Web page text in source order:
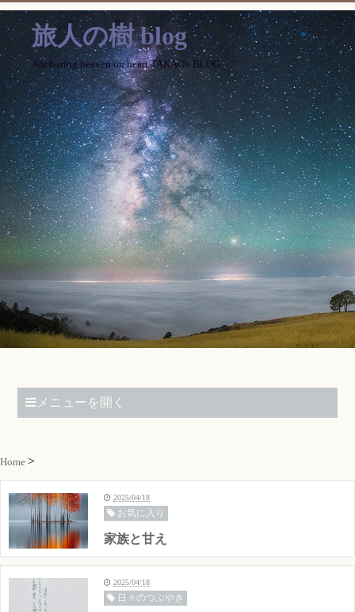
旅人の樹 blog
Anchoring heaven on heart TAKAO's BLOG
メニューを開く
Home
2025/04/18
お気に入り
家族と甘え
2025/04/18
日々のつぶやき